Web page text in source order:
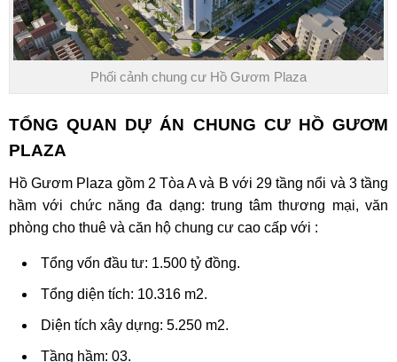
Phối cảnh chung cư Hồ Gươm Plaza
TỔNG QUAN DỰ ÁN CHUNG CƯ HỒ GƯƠM
PLAZA
Hồ Gươm Plaza gồm 2 Tòa A và B với 29 tầng nổi và 3 tầng
hầm với chức năng đa dạng: trung tâm thương mại, văn
phòng cho thuê và căn hộ chung cư cao cấp với :
Tổng vốn đầu tư: 1.500 tỷ đồng.
Tổng diện tích: 10.316 m2.
Diện tích xây dựng: 5.250 m2.
Tầng hầm: 03.